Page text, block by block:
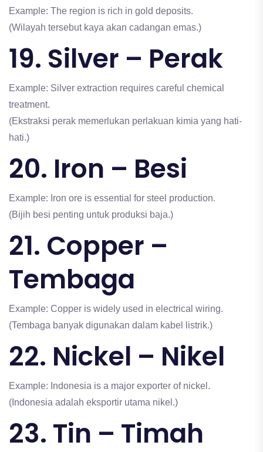
Example: The region is rich in gold deposits.
(Wilayah tersebut kaya akan cadangan emas.)
19. Silver – Perak
Example: Silver extraction requires careful chemical
treatment.
(Ekstraksi perak memerlukan perlakuan kimia yang hati-
hati.)
20. Iron – Besi
Example: Iron ore is essential for steel production.
(Bijih besi penting untuk produksi baja.)
21. Copper –
Tembaga
Example: Copper is widely used in electrical wiring.
(Tembaga banyak digunakan dalam kabel listrik.)
22. Nickel – Nikel
Example: Indonesia is a major exporter of nickel.
(Indonesia adalah eksportir utama nikel.)
23. Tin – Timah